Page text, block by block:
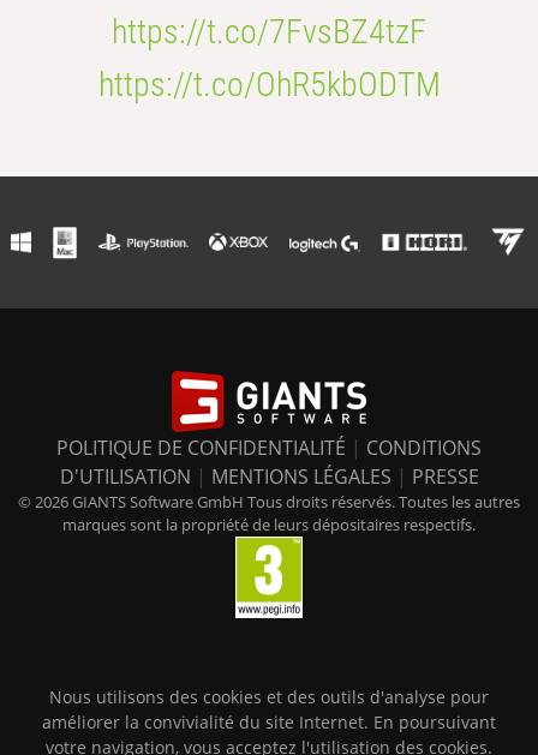
https://t.co/7FvsBZ4tzF
https://t.co/OhR5kbODTM
POLITIQUE DE CONFIDENTIALITÉ | CONDITIONS
D'UTILISATION | MENTIONS LÉGALES | PRESSE
© 2026 GIANTS Software GmbH Tous droits réservés. Toutes les autres
marques sont la propriété de leurs dépositaires respectifs.
Nous utilisons des cookies et des outils d'analyse pour
améliorer la convivialité du site Internet. En poursuivant
votre navigation, vous acceptez l'utilisation des cookies.